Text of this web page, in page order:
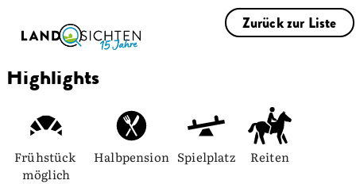
Zurück zur Liste
Highlights
Frühstück
möglich
Halbpension Spielplatz Reiten